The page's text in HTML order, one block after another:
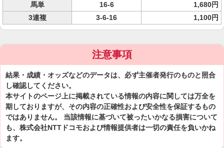
馬単
16-6
1,680円
3連複
3-6-16 1,100円
注意事項
結果・成績・オッズなどのデータは、必ず主催者発行のものと照合
し確認してください。
本サイトのページ上に掲載されている情報の内容に関しては万全を
期しておりますが、その内容の正確性および安全性を保証するもの
ではありません。 当該情報に基づいて被ったいかなる損害について
も、株式会社NTTドコモおよび情報提供者は一切の責任を負いかね
ます。